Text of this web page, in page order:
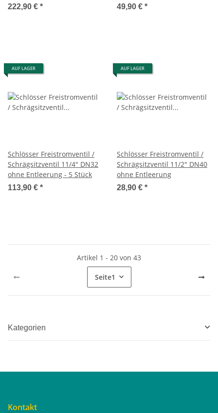
222,90 € * 49,90 € *
AUF LAGER
Schlösser Freistromventil /
Schrägsitzventil 11/4" DN32
ohne Entleerung - 5 Stück
113,90 € *
AUF LAGER
Schlösser Freistromventil /
Schrägsitzventil 11/2" DN40
ohne Entleerung
28,90 € *
Artikel 1 - 20 von 43
Seite1
Kategorien
Kontakt